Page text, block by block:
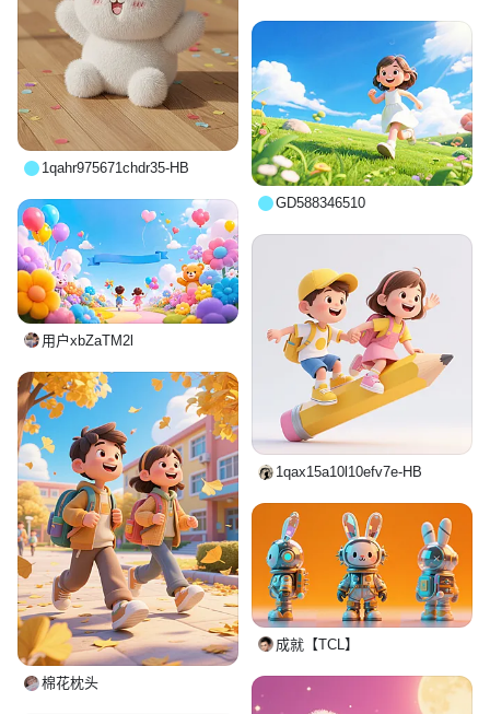
1qahr975671chdr35-HB
GD588346510
用户xbZaTM2l
1qax15a10l10efv7e-HB
棉花枕头
成就【TCL】